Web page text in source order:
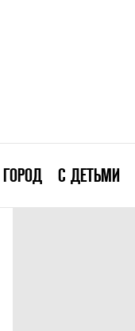
ГОРОД С ДЕТЬМИ